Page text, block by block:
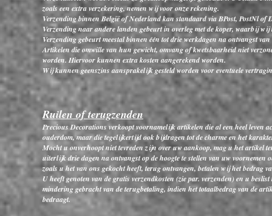
zoals een extra verzekering, nemen wij voor onze rekening.
Verzending binnen België of Nederland kan standaard via BPost, PostNl
Verzending naar andere landen gebeurt in overleg met de koper, waarbij
Verzending gebeurt meestal binnen één tot drie werkdagen na ontvangst
Artikelen die omwille van hun gewicht, omvang of kwetsbaarheid niet
worden. Hiervoor kunnen extra kosten aangerekend worden.
Wij kunnen geenszins aansprakelijk gesteld worden voor eventuele
Ruilen of terugzenden
Precious Decorations verkoopt voornamelijk artikelen die al een heel leven
ouderdom, maar die tegelijkertijd ook bijdragen tot de charme en het
Mocht u onverhoopt niet tevreden zijn over uw aankoop, mag u het artikel
uiterlijk drie dagen na ontvangst op de hoogte te stellen van uw
zoals u het van ons gekocht heeft, terug ontvangen, betalen wij het bedrag
U heeft genoten van de gratis verzendkosten (zie par. verzenden) en u
mindering gebracht van de terugbetaling, indien het totaalbedrag van de
bedraagt.